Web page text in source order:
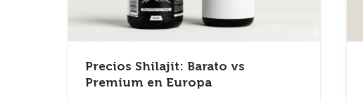
Precios Shilajit: Barato vs
Premium en Europa